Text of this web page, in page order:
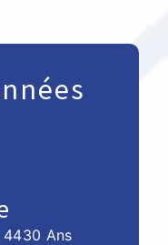
4430 Ans